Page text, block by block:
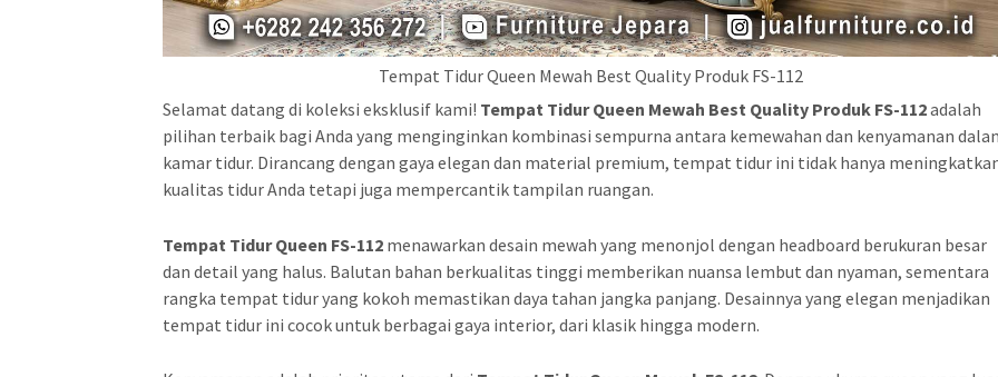
Tempat Tidur Queen Mewah Best Quality Produk FS-112
Selamat datang di koleksi eksklusif kami! Tempat Tidur Queen Mewah Best Quality Produk FS-112adalah
pilihan terbaik bagi Anda yang menginginkan kombinasi sempurna antara kemewahan dan kenyamanan
kamar tidur. Dirancang dengan gaya elegan dan material premium, tempat tidur ini tidak hanya
kualitas tidur Anda tetapi juga mempercantik tampilan ruangan.
Tempat Tidur Queen FS-112 menawarkan desain mewah yang menonjol dengan headboard berukuran besar
dan detail yang halus. Balutan bahan berkualitas tinggi memberikan nuansa lembut dan nyaman, sementara
rangka tempat tidur yang kokoh memastikan daya tahan jangka panjang. Desainnya yang elegan menjadikan
tempat tidur ini cocok untuk berbagai gaya interior, dari klasik hingga modern.